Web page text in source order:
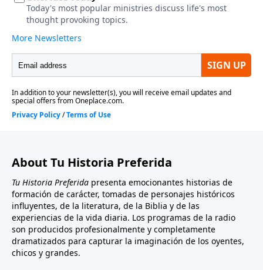
About Tu Historia Preferida
Tu Historia Preferida presenta emocionantes historias de
formación de carácter, tomadas de personajes históricos
influyentes, de la literatura, de la Biblia y de las
experiencias de la vida diaria. Los programas de la radio
son producidos profesionalmente y completamente
dramatizados para capturar la imaginación de los oyentes,
chicos y grandes.